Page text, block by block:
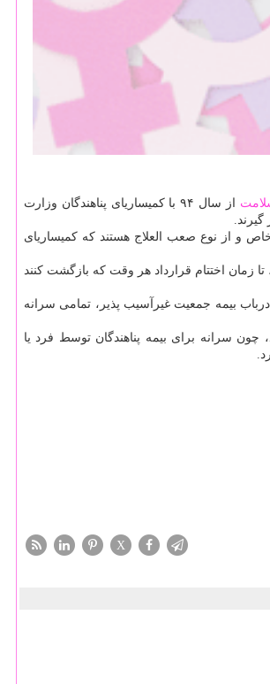
از سال ۹۴ با كمیساریای پناهندگان وزارت
و از نوع صعب العلاج هستند كه كمیساریای
اختتام قرارداد هر وقت كه بازگشت كنند
بیمه جمعیت غیرآسیب پذیر، تمامی سرانه
سرانه برای بیمه پناهندگان توسط فرد یا
X